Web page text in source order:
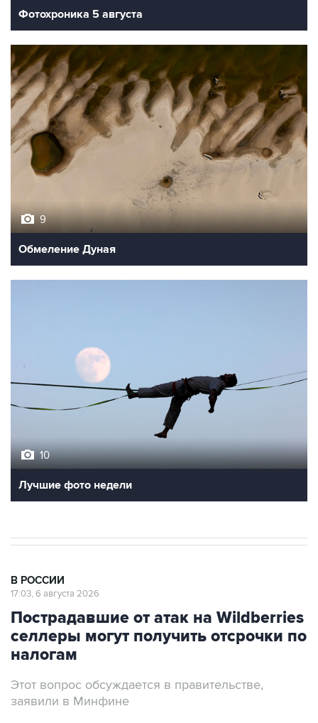
Фотохроника 5 августа
9
Обмеление Дуная
10
Лучшие фото недели
В РОССИИ
17:03, 6 августа 2026
Пострадавшие от атак на Wildberries
селлеры могут получить отсрочки по
налогам
Этот вопрос обсуждается в правительстве,
заявили в Минфине